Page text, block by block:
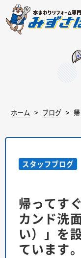
ホーム ブログ
スタッフブログ
帰ってす
カンド洗
い）」を
ています。